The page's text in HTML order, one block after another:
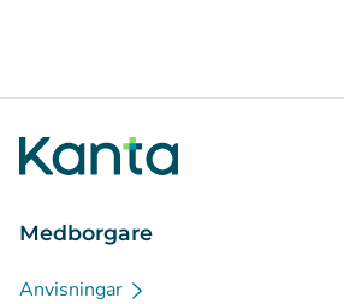
Medborgare
Anvisningar